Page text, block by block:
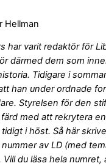
Hellman
har varit redaktör för
därmed dem som
Tidigare i
han under ordnade
Styrelsen för den
med att rekrytera
i höst. Så här
av LD (med
du läsa hela numret,